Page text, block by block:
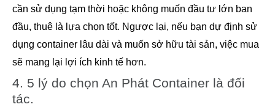
cần sử dụng tạm thời hoặc không muốn đầu tư lớn ban
đầu, thuê là lựa chọn tốt. Ngược lại, nếu bạn dự định sử
dụng container lâu dài và muốn sở hữu tài sản, việc mua
sẽ mang lại lợi ích kinh tế hơn.
4. 5 lý do chọn An Phát Container là đối
tác.